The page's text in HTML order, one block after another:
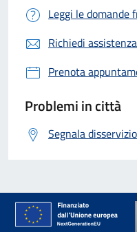
Leggi le domande
Richiedi assistenza
Prenota
Problemi in città
Segnala disservizio